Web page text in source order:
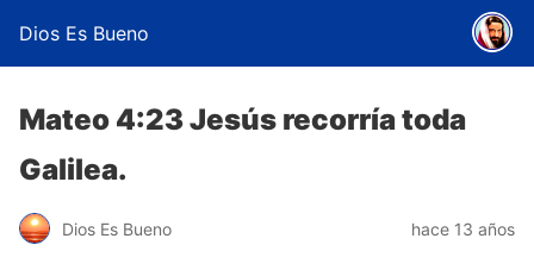
Dios Es Bueno
Mateo 4:23 Jesús recorría toda
Galilea.
Dios Es Bueno hace 13 años